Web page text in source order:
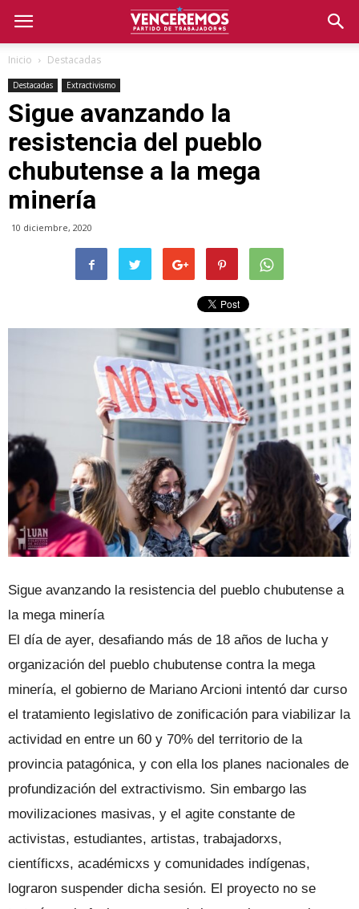
Inicio Destacadas
Destacadas Extractivismo
Sigue avanzando la
resistencia del pueblo
chubutense a la mega
minería
10 diciembre, 2020
Sigue avanzando la resistencia del pueblo chubutense a
la mega minería
El día de ayer, desafiando más de 18 años de lucha y
organización del pueblo chubutense contra la mega
minería, el gobierno de Mariano Arcioni intentó dar curso
el tratamiento legislativo de zonificación para viabilizar la
actividad en entre un 60 y 70% del territorio de la
provincia patagónica, y con ella los planes nacionales de
profundización del extractivismo. Sin embargo las
movilizaciones masivas, y el agite constante de
activistas, estudiantes, artistas, trabajadorxs,
científicxs, académicxs y comunidades indígenas,
lograron suspender dicha sesión. El proyecto no se